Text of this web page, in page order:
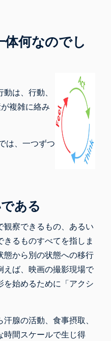
何なのでし
は、行動、
複雑に絡み
は、一つずつ
ある
観察できるもの、あるい
るものすべてを指しま
態から別の状態への移行
えば、映画の撮影現場で
を始めるために「アクシ
腺の活動、食事摂取、
時間スケールで生じ得